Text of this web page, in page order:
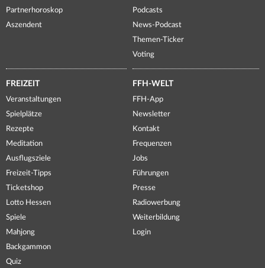
Partnerhoroskop
Aszendent
Podcasts
News-Podcast
Themen-Ticker
Voting
FREIZEIT
Veranstaltungen
Spielplätze
Rezepte
Meditation
Ausflugsziele
Freizeit-Tipps
Ticketshop
Lotto Hessen
Spiele
Mahjong
Backgammon
Quiz
FFH-WELT
FFH-App
Newsletter
Kontakt
Frequenzen
Jobs
Führungen
Presse
Radiowerbung
Weiterbildung
Login